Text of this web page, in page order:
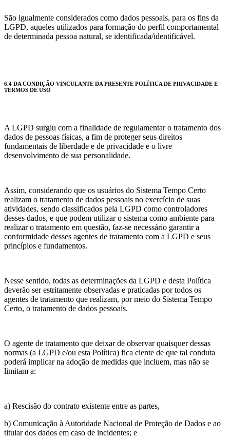
São igualmente considerados como dados pessoais, para os fins da
LGPD, aqueles utilizados para formação do perfil comportamental
de determinada pessoa natural, se identificada/identificável.
6.4 DA CONDIÇÃO VINCULANTE DA PRESENTE POLÍTICA DE PRIVACIDADE E
TERMOS DE USO
A LGPD surgiu com a finalidade de regulamentar o tratamento dos
dados de pessoas físicas, a fim de proteger seus direitos
fundamentais de liberdade e de privacidade e o livre
desenvolvimento de sua personalidade.
Assim, considerando que os usuários do Sistema Tempo Certo
realizam o tratamento de dados pessoais no exercício de suas
atividades, sendo classificados pela LGPD como controladores
desses dados, e que podem utilizar o sistema como ambiente para
realizar o tratamento em questão, faz-se necessário garantir a
conformidade desses agentes de tratamento com a LGPD e seus
princípios e fundamentos.
Nesse sentido, todas as determinações da LGPD e desta Política
deverão ser estritamente observadas e praticadas por todos os
agentes de tratamento que realizam, por meio do Sistema Tempo
Certo, o tratamento de dados pessoais.
O agente de tratamento que deixar de observar quaisquer dessas
normas (a LGPD e/ou esta Política) fica ciente de que tal conduta
poderá implicar na adoção de medidas que incluem, mas não se
limitam a:
a) Rescisão do contrato existente entre as partes,
b) Comunicação à Autoridade Nacional de Proteção de Dados e ao
titular dos dados em caso de incidentes; e